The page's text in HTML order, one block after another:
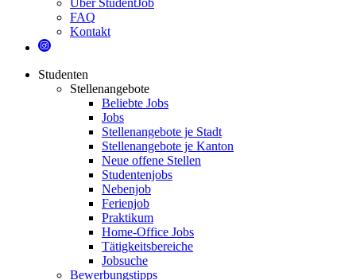
Über StudentJob
FAQ
Kontakt
Studenten
Stellenangebote
Beliebte Jobs
Jobs
Stellenangebote je Stadt
Stellenangebote je Kanton
Neue offene Stellen
Studentenjobs
Nebenjob
Ferienjob
Praktikum
Home-Office Jobs
Tätigkeitsbereiche
Jobsuche
Bewerbungstipps